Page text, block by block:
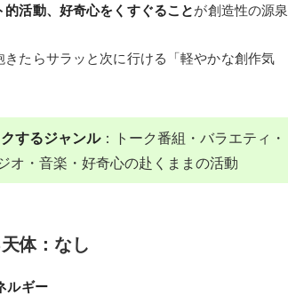
活動、好奇心をくすぐることが創造性の源泉
たらサラッと次に行ける「軽やかな創作気
するジャンル：トーク番組・バラエティ・
オ・音楽・好奇心の赴くままの活動
体：なし
ルギー